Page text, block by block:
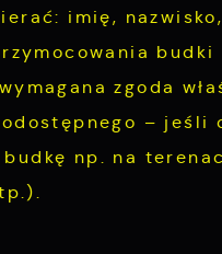
imię,
budki
zgoda
– jeśli
np. na
Treści
usług. Firmy te
wiadomości, ofert,